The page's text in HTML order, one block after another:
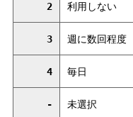
2 利用しない
3 週に数回程度
4 毎日
- 未選択